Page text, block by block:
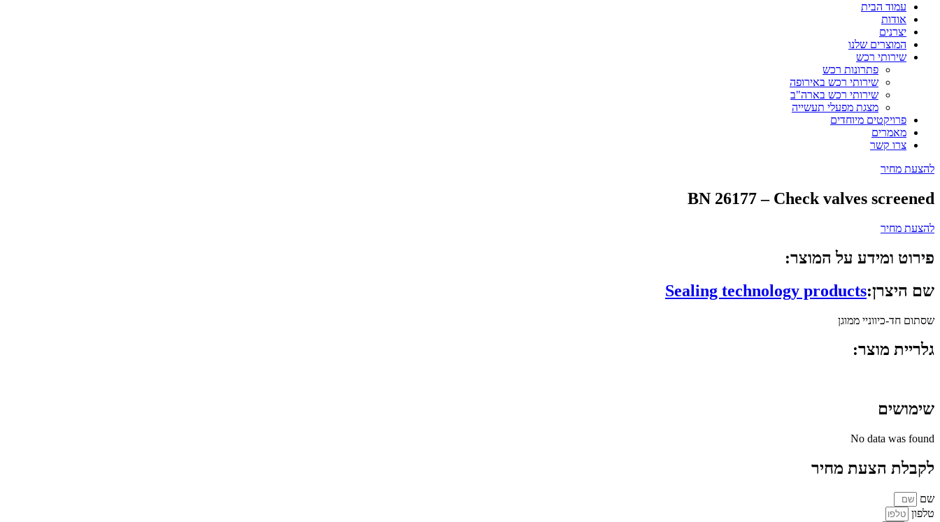
עמוד הבית
אודות
יצרנים
המוצרים שלנו
שירותי רכש
פתרונות רכש
שירותי רכש באירופה
שירותי רכש בארה"ב
מצגת מפעלי תעשייה
פרויקטים מיוחדים
מאמרים
צרו קשר
להצעת מחיר
BN 26177 – Check valves screened
להצעת מחיר
פירוט ומידע על המוצר:
שם היצרן:Sealing technology products
שסתום חד-כיווניי ממוגן
גלריית מוצר:
שימושים
No data was found
לקבלת הצעת מחיר
שם
טלפון